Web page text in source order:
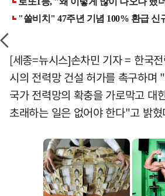
[세종=뉴시스]손차민 기자 = 한국
시의 전력망 건설 허가를 촉구하며
국가 전력망의 확충을 가로막고 대
초래하는 일은 없어야 한다"고 밝혔